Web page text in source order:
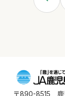
〒890-8515 鹿